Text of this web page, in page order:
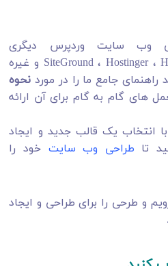
وب سایت وردپرس دیگری
مانند SiteGround ، Hostinger ، HostGator ، WP Engine و غیره
جامع ما را در مورد نحوه
های گام به گام برای آن ارائه
انتخاب یک قالب جدید و ایجاد
تا طراحی وب سایت خود را
و طرحی را برای طراحی و ایجاد